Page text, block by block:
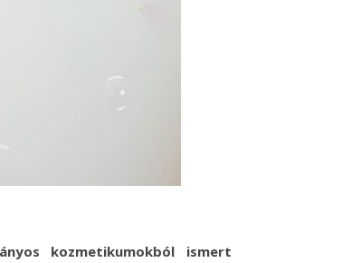
kozmetikumokból ismert